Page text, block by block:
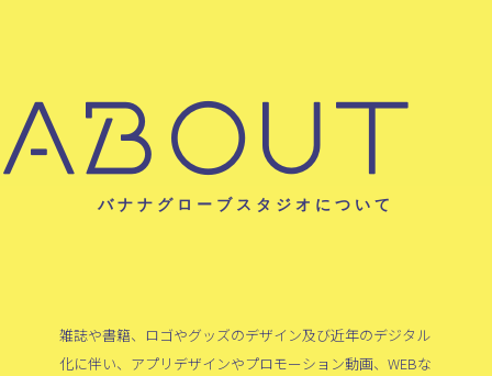
ABOUT
バナナグローブスタジオについて
雑誌や書籍、ロゴやグッズのデザイン及び近年のデジタル
化に伴い、アプリデザインやプロモーション動画、WEBな